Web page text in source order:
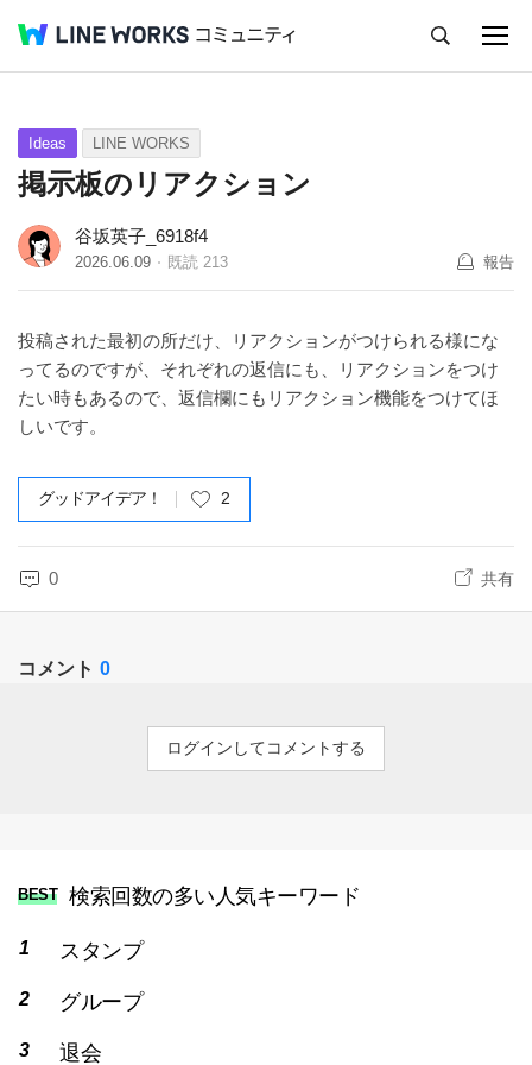
Q&A Tips Ideas
Ideas LINE WORKS
掲示板のリアクション
谷坂英子_6918f4
2026.06.09 既読 213 報告
投稿された最初の所だけ、リアクションがつけられる様にな
ってるのですが、それぞれの返信にも、リアクションをつけ
たい時もあるので、返信欄にもリアクション機能をつけてほ
しいです。
グッドアイデア！ 2
0 共有
コメント 0
ログインしてコメントする
BEST 検索回数の多い人気キーワード
スタンプ
グループ
退会